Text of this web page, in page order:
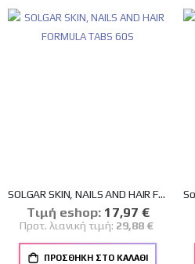
SOLGAR SKIN, NAILS AND HAIR FORMULA TABS 60S
Tιμή eshop: Ειδική
Τιμή
17,97 €
Προτ. λιανική τιμή: 29,88 €
ΠΡΟΣΘΉΚΗ ΣΤΟ ΚΑΛΆΘΙ